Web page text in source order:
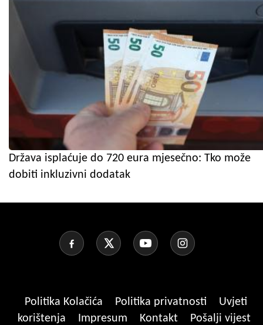
Država isplaćuje do 720 eura mjesečno: Tko može
dobiti inkluzivni dodatak
Politika Kolačića Politika privatnosti
Uvjeti
korištenja
Impresum Kontakt
Pošalji vijest